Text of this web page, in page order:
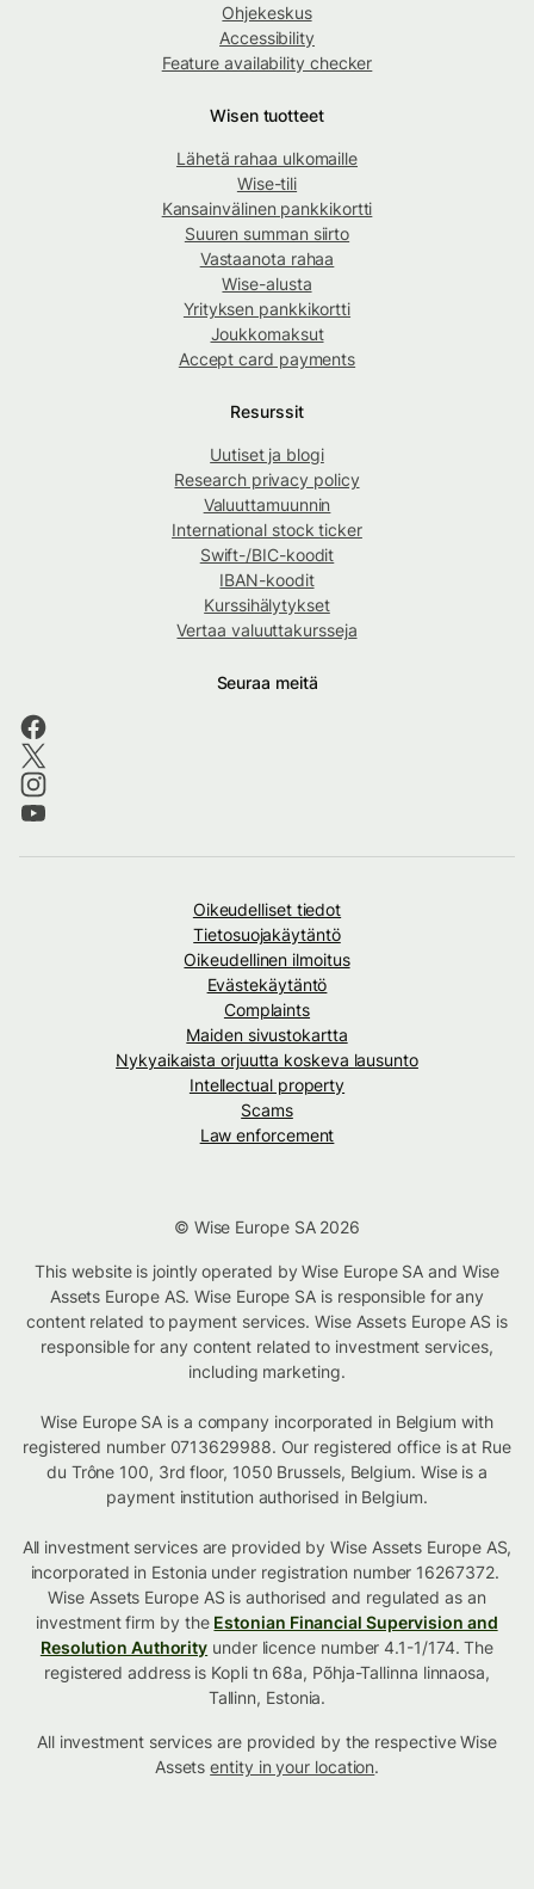
Ohjekeskus
Accessibility
Feature availability checker
Wisen tuotteet
Lähetä rahaa ulkomaille
Wise-tili
Kansainvälinen pankkikortti
Suuren summan siirto
Vastaanota rahaa
Wise-alusta
Yrityksen pankkikortti
Joukkomaksut
Accept card payments
Resurssit
Uutiset ja blogi
Research privacy policy
Valuuttamuunnin
International stock ticker
Swift-/BIC-koodit
IBAN-koodit
Kurssihälytykset
Vertaa valuuttakursseja
Seuraa meitä
Oikeudelliset tiedot
Tietosuojakäytäntö
Oikeudellinen ilmoitus
Evästekäytäntö
Complaints
Maiden sivustokartta
Nykyaikaista orjuutta koskeva lausunto
Intellectual property
Scams
Law enforcement
© Wise Europe SA 2026
This website is jointly operated by Wise Europe SA and Wise
Assets Europe AS. Wise Europe SA is responsible for any
content related to payment services. Wise Assets Europe AS is
responsible for any content related to investment services,
including marketing.
Wise Europe SA is a company incorporated in Belgium with
registered number 0713629988. Our registered office is at Rue
du Trône 100, 3rd floor, 1050 Brussels, Belgium. Wise is a
payment institution authorised in Belgium.
All investment services are provided by Wise Assets Europe AS,
incorporated in Estonia under registration number 16267372.
Wise Assets Europe AS is authorised and regulated as an
investment firm by the Estonian Financial Supervision and
Resolution Authority under licence number 4.1-1/174. The
registered address is Kopli tn 68a, Põhja-Tallinna linnaosa,
Tallinn, Estonia.
All investment services are provided by the respective Wise
Assetsentity in your location.